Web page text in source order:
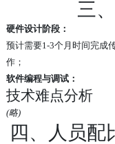
三
硬件设计阶段：
预计需要1-3个月时间完成
作；
软件编程与调试：
技术难点分析
(略)
四、人员配